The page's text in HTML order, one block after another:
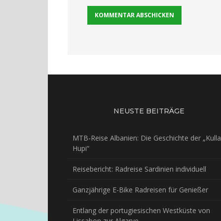
NEUSTE BEITRÄGE
MTB-Reise Albanien: Die Geschichte der „Kulla
Hupi“
Reisebericht: Radreise Sardinien individuell
Ganzjährige E-Bike Radreisen für Genießer
Entlang der portugiesischen Westküste von